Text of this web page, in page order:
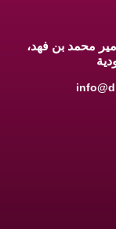
محمد بن فهد،